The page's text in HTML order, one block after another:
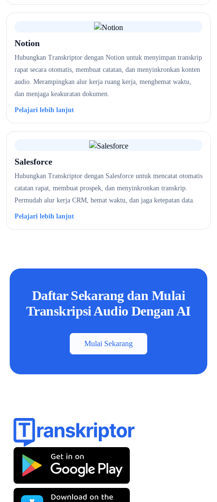
Notion
Hubungkan Transkriptor dengan Notion untuk menyimpan transkrip
rapat secara otomatis, membuat catatan, dan menyinkronkan konten
audio. Merampingkan alur kerja ruang kerja, menghemat waktu,
dan menjaga keakuratan dokumen.
Pelajari lebih lanjut
Salesforce
Hubungkan Transkriptor dengan Salesforce untuk mencatat otomatis
catatan rapat, membuat prospek, dan menyinkronkan transkrip.
Permudah alur kerja CRM, hemat waktu, dan jaga ketepatan data.
Pelajari lebih lanjut
Daftar Sekarang dan Mulai
Transkripsi Audio Dengan AI
Mulai Sekarang